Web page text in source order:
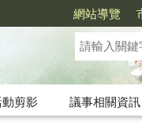
網站導覽
動剪影
議事相關資訊